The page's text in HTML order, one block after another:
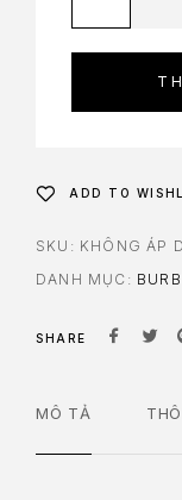
ADD TO
SKU: KHÔNG ÁP
DANH MỤC:
SHARE
MÔ TẢ